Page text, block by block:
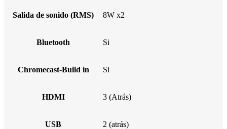
Salida de sonido (RMS) 8W x2
Bluetooth Si
Chromecast-Build in Si
HDMI 3 (Atrás)
USB 2 (atrás)